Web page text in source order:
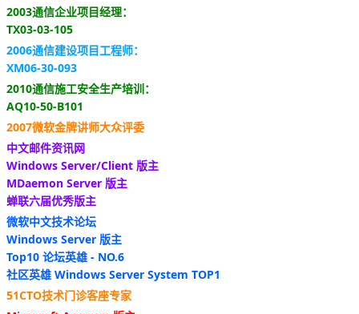
2003通信企业项目经理：
TX03-03-105
2006通信建设项目工程师：
XM06-30-093
2010通信施工安全生产培训：
AQ10-50-B101
2007微软金牌讲师大众评委
中文邮件资讯网
Windows Server/Client 版主
MDaemon Server 版主
蝉联六届优秀版主
微软中文技术论坛
Windows Server 版主
Top10 论坛英雄 - NO.6
社区英雄 Windows Server System TOP1
51CTO技术门诊客座专家